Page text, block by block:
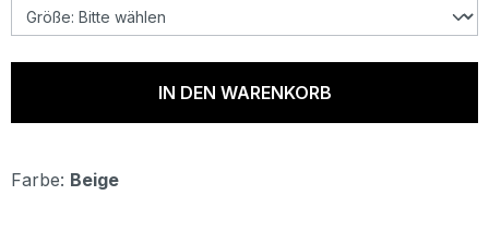
IN DEN WARENKORB
Farbe: Beige